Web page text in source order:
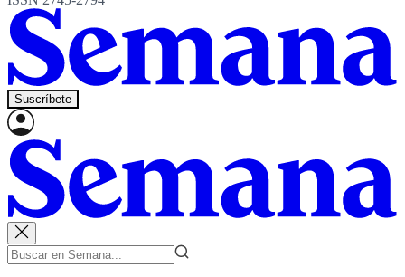
Suscríbete